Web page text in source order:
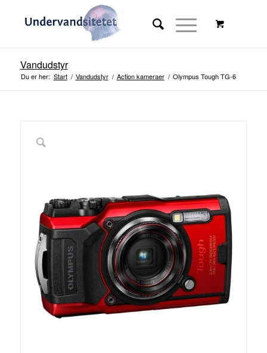
Vandudstyr
Du er her: Start / Vandudstyr / Action kameraer / Olympus Tough TG-6